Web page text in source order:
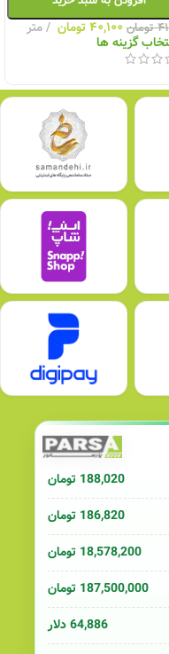
تومان ۴۰,۱۰۰ تومان متر
گزینه ها
188,020 تومان
186,820 تومان
18,578,200 تومان
187,500,000 تومان
64,886 دلار